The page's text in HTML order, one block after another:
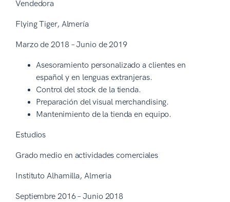
Vendedora
Flying Tiger, Almería
Marzo de 2018 – Junio de 2019
Asesoramiento personalizado a clientes en
español y en lenguas extranjeras.
Control del stock de la tienda.
Preparación del visual merchandising.
Mantenimiento de la tienda en equipo.
Estudios
Grado medio en actividades comerciales
Instituto Alhamilla, Almeria
Septiembre 2016 – Junio 2018